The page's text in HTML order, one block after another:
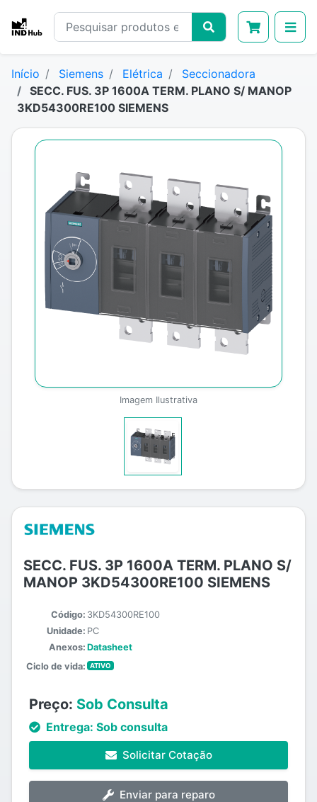
Início Siemens Elétrica
Seccionadora
SECC. FUS. 3P 1600A TERM. PLANO S/ MANOP
3KD54300RE100 SIEMENS
Imagem Ilustrativa
SECC. FUS. 3P 1600A TERM. PLANO S/
MANOP 3KD54300RE100 SIEMENS
Código: 3KD54300RE100
Unidade: PC
Anexos: Datasheet
Ciclo de vida:
ATIVO
Preço: Sob Consulta
Entrega: Sob consulta
Solicitar Cotação
Enviar para reparo